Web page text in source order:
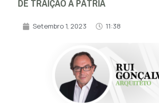
DE TRAIÇÃO À PÁTRIA
Setembro 1, 2023 11:38